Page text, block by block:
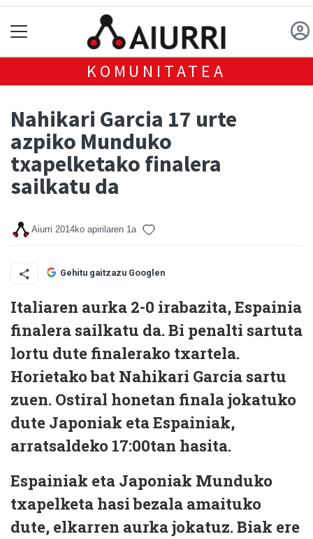
KOMUNITATEA
Nahikari Garcia 17 urte
azpiko Munduko
txapelketako finalera
sailkatu da
Aiurri 2014ko apirilaren 1a
Gehitu gaitzazu Googlen
Italiaren aurka 2-0 irabazita, Espainia
finalera sailkatu da. Bi penalti sartuta
lortu dute finalerako txartela.
Horietako bat Nahikari Garcia sartu
zuen. Ostiral honetan finala jokatuko
dute Japoniak eta Espainiak,
arratsaldeko 17:00tan hasita.
Espainiak eta Japoniak Munduko
txapelketa hasi bezala amaituko
dute, elkarren aurka jokatuz. Biak ere